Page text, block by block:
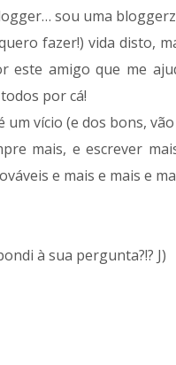
sou uma
fazer!) vida disto,
este amigo que me
por cá!
um vício (e dos bons,
mais, e escrever
e mais e mais e
à sua pergunta?!? J)